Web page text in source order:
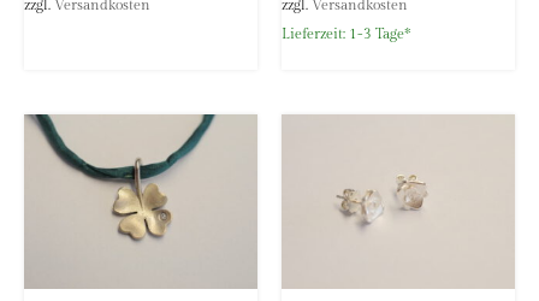
zzgl. Versandkosten
zzgl. Versandkosten
Lieferzeit: 1-3 Tage*